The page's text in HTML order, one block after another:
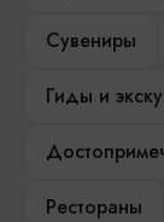
Сувениры
Гиды и
Рестораны